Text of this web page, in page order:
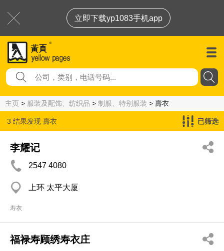
立即下载yp1083手机app
主页 > 服装及配饰、纺织品 > 制服、特别服装 > 壽衣
3 结果发现 壽衣 已筛选
李耀记
2547 4080
上环 太平大厦
寿衣
福禄寿顾绣寿衣庄